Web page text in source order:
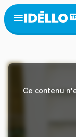
Aller
au
contenu
Open
menu
Ce contenu